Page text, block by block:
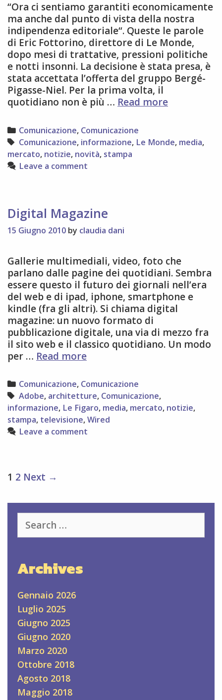
“Ora ci sentiamo garantiti economicamente
ma anche dal punto di vista della nostra
indipendenza editoriale“. Queste le parole
di Eric Fottorino, direttore di Le Monde,
dopo mesi di trattative, pressioni politiche
e notti insonni. La decisione è stata presa, è
stata accettata l’offerta del gruppo Bergé-
Pigasse-Niel. Per la prima volta, il
quotidiano non è più … Read moreIl
di
Le
Categories
Comunicazione, Comunicazione
Tags
Comunicazione, informazione, Le Monde, media,
mercato, notizie, novità, stampa
Leave a comment
Digital Magazine
15 Giugno 2010 by claudia dani
Gallerie multimediali, video, foto che
parlano dalle pagine dei quotidiani. Sembra
essere questo il futuro dei giornali nell’era
del web e di ipad, iphone, smartphone e
kindle (fra gli altri). Si chiama digital
magazine: un nuovo formato di
pubblicazione digitale, una via di mezzo fra
il sito web e il classico quotidiano. Un modo
per … Read moreDigital
Categories
Comunicazione, Comunicazione
Tags
Adobe, architetture, Comunicazione,
informazione, Le Figaro, media, mercato, notizie,
stampa, televisione,Wired
Leave a comment
Post
1 2 Next →
for:
Archives
Gennaio 2026
Luglio 2025
Giugno 2025
Giugno 2020
Marzo 2020
Ottobre 2018
Agosto 2018
Maggio 2018